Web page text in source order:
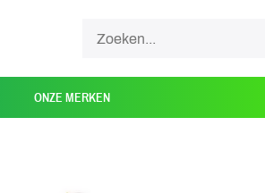
ONZE MERKEN